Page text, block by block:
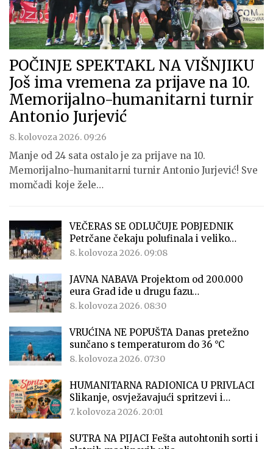
POČINJE SPEKTAKL NA VIŠNJIKU
Još ima vremena za prijave na 10.
Memorijalno-humanitarni turnir
Antonio Jurjević
8. kolovoza 2026. 09:26
Manje od 24 sata ostalo je za prijave na 10.
Memorijalno-humanitarni turnir Antonio Jurjević! Sve
momčadi koje žele…
VEČERAS SE ODLUČUJE POBJEDNIK
Petrčane čekaju polufinala i veliko…
8. kolovoza 2026. 09:08
JAVNA NABAVA Projektom od 200.000
eura Grad ide u drugu fazu…
8. kolovoza 2026. 08:30
VRUĆINA NE POPUŠTA Danas pretežno
sunčano s temperaturom do 36 °C
8. kolovoza 2026. 07:30
HUMANITARNA RADIONICA U PRIVLACI
Slikanje, osvježavajući spritzevi i…
7. kolovoza 2026. 20:01
SUTRA NA PIJACI Fešta autohtonih sorti i